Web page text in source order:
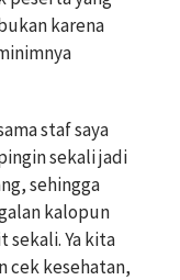
karena
staf saya
sekali jadi
sehingga
kalopun
Ya kita
cek kesehatan,